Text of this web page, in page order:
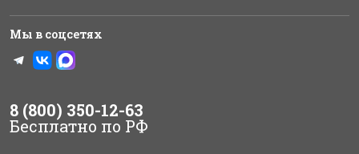
Мы в соцсетях
8 (800) 350-12-63
Бесплатно по РФ